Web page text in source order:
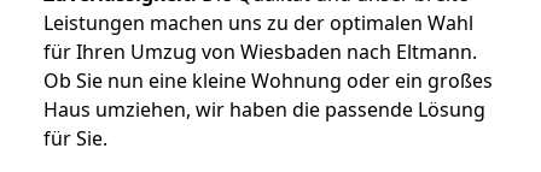
Leistungen machen uns zu der optimalen Wahl
für Ihren Umzug von Wiesbaden nach Eltmann.
Ob Sie nun eine kleine Wohnung oder ein großes
Haus umziehen, wir haben die passende Lösung
für Sie.